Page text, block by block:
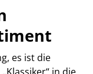
es ist die